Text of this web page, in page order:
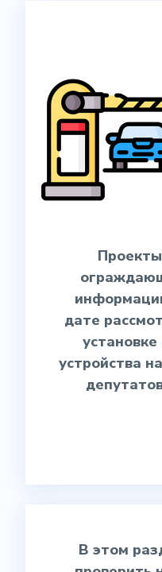
дате
устройства
В этом